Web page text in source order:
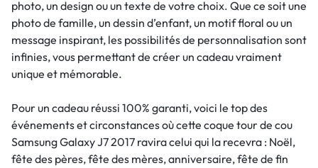
photo, un design ou un texte de votre choix. Que ce soit une
photo de famille, un dessin d’enfant, un motif floral ou un
message inspirant, les possibilités de personnalisation sont
infinies, vous permettant de créer un cadeau vraiment
unique et mémorable.
Pour un cadeau réussi 100% garanti, voici le top des
événements et circonstances où cette coque tour de cou
Samsung Galaxy J7 2017 ravira celui qui la recevra : Noël,
fête des pères, fête des mères, anniversaire, fête de fin